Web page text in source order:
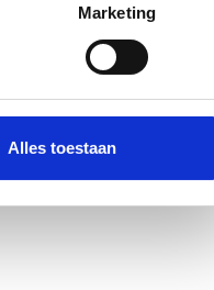
detailgedeeltein. U kunt uw
partners voor social
die u aan ze heeft
Marketing
Alles toestaan